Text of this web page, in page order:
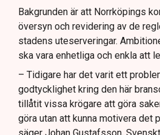
uteserveringar.
Lindas Kula ställer in
sommaren.
Bakgrunden är att Norrköpings
översyn och revidering av de
stadens uteserveringar.
ska vara enhetliga och enkla att
– Tidigare har det varit ett
godtycklighet kring den här
tillåtit vissa krögare att göra
göra utan att kunna motivera det